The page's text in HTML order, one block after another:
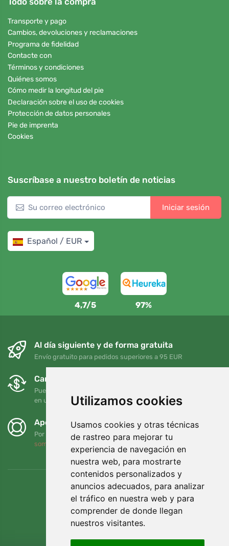
Utilizamos cookies
Usamos cookies y otras técnicas
de rastreo para mejorar tu
experiencia de navegación en
nuestra web, para mostrarte
contenidos personalizados y
anuncios adecuados, para analizar
el tráfico en nuestra web y para
comprender de donde llegan
nuestros visitantes.
Transporte y pago
Cambios, devoluciones y reclamaciones
Programa de fidelidad
Contacte con
Términos y condiciones
Quiénes somos
Cómo medir la longitud del pie
Declaración sobre el uso de cookies
Protección de datos personales
Pie de imprenta
Cookies
Suscríbase a nuestro boletín de noticias
Iniciar sesión
Español / EUR
4,7/5 97%
Al día siguiente y de forma gratuita
Envío gratuito para pedidos superiores a 95 EUR
Cambios y devoluciones gratuitos
Puede devolver o cambiar su pedido en cualquier momento
en un plazo de 90 días
Apoyamos a Trees.org
Por cada pedido plantamos un árbol. Leer más
somos